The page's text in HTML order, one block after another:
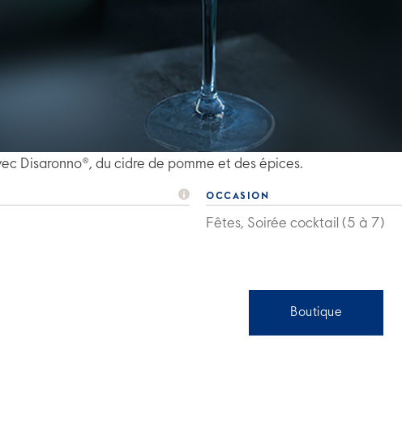
Disaronno®, du cidre de pomme et des épices.
OCCASION
Fêtes, Soirée cocktail (5 à 7)
Boutique